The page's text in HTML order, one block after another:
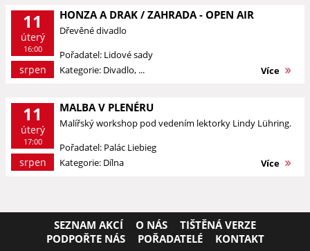
11
úterý
16:00
srpen
HONZA A DRAK / ZAHRADA - OPEN AIR
Dřevěné divadlo
Pořadatel: Lidové sady
Kategorie: Divadlo, ...
Více
11
úterý
17:00
srpen
MALBA V PLENÉRU
Malířský workshop pod vedením lektorky Lindy Lühring.
Pořadatel: Palác Liebieg
Kategorie: Dílna
Více
SEZNAM AKCÍ O NÁS
TIŠTĚNÁ VERZE
PODPOŘTE NÁS
POŘADATELÉ KONTAKT